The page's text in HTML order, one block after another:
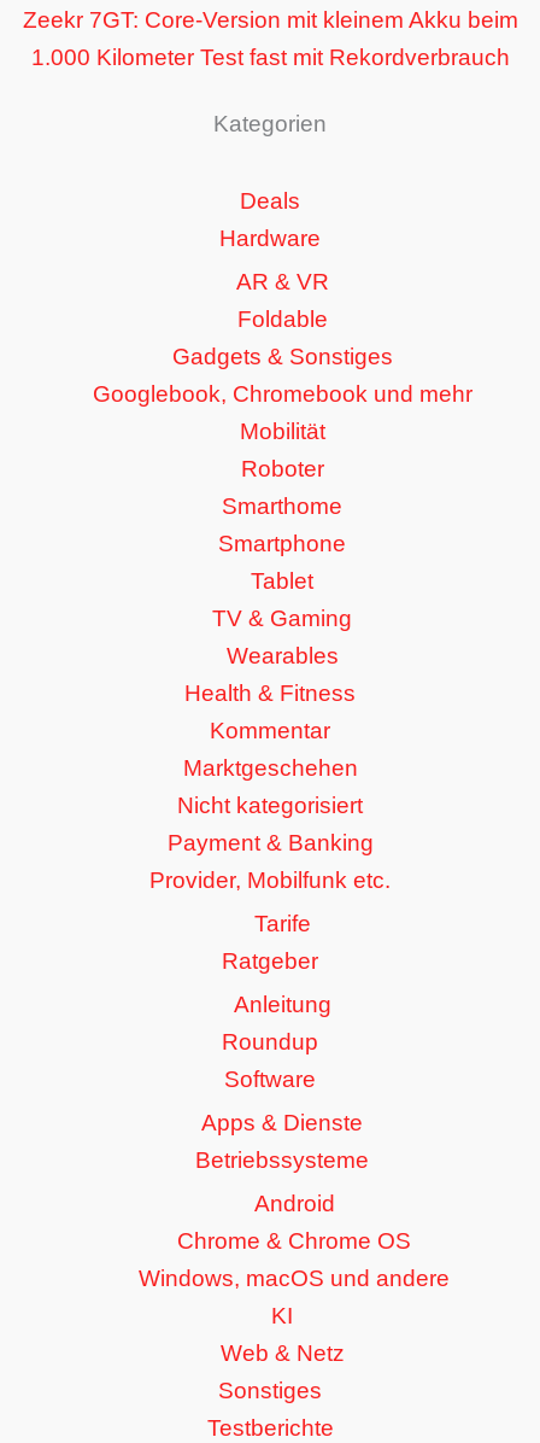
Zeekr 7GT: Core-Version mit kleinem Akku beim
1.000 Kilometer Test fast mit Rekordverbrauch
Kategorien
Deals
Hardware
AR & VR
Foldable
Gadgets & Sonstiges
Googlebook, Chromebook und mehr
Mobilität
Roboter
Smarthome
Smartphone
Tablet
TV & Gaming
Wearables
Health & Fitness
Kommentar
Marktgeschehen
Nicht kategorisiert
Payment & Banking
Provider, Mobilfunk etc.
Tarife
Ratgeber
Anleitung
Roundup
Software
Apps & Dienste
Betriebssysteme
Android
Chrome & Chrome OS
Windows, macOS und andere
KI
Web & Netz
Sonstiges
Testberichte